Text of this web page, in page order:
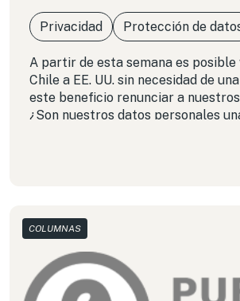
Privacidad Protección de
A partir de esta semana es posible
Chile a EE. UU. sin necesidad de
este beneficio renunciar a
¿Son nuestros datos personales
COLUMNAS